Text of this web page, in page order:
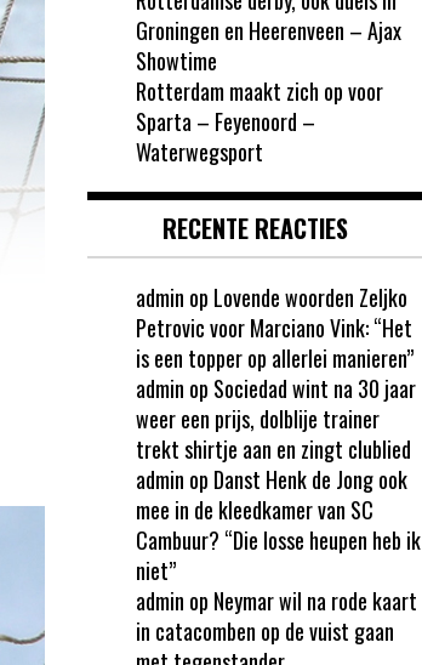
Groningen en Heerenveen – Ajax
Showtime
Rotterdam maakt zich op voor
Sparta – Feyenoord –
Waterwegsport
RECENTE REACTIES
admin op Lovende woorden Zeljko
Petrovic voor Marciano Vink: “Het
is een topper op allerlei manieren”
admin op Sociedad wint na 30 jaar
weer een prijs, dolblije trainer
trekt shirtje aan en zingt clublied
admin op Danst Henk de Jong ook
mee in de kleedkamer van SC
Cambuur? “Die losse heupen heb ik
niet”
admin op Neymar wil na rode kaart
in catacomben op de vuist gaan